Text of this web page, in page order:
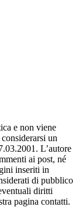
e non viene
un
L’autore
ai post, né
inseriti in
di pubblico
diritti
pagina contatti.